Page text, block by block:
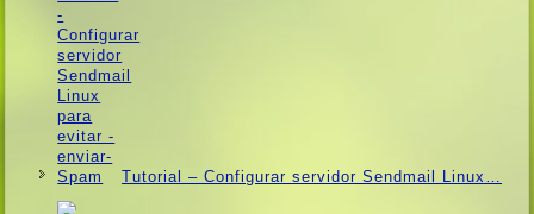
Tutorial – Configurar servidor Sendmail Linux…